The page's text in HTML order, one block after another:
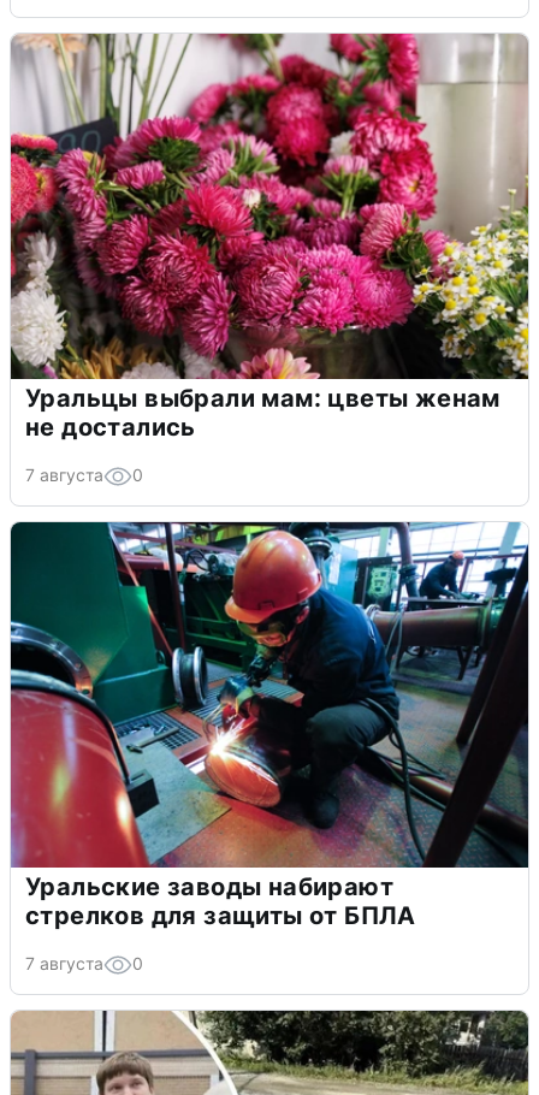
Уральцы выбрали мам: цветы женам
не достались
7 августа 0
Уральские заводы набирают
стрелков для защиты от БПЛА
7 августа 0